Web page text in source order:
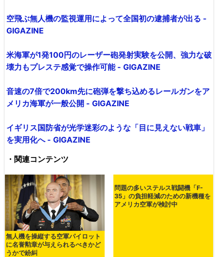
空飛ぶ無人機の監視運用によって全国初の逮捕者が出る -
GIGAZINE
米海軍が1発100円のレーザー砲発射実験を公開、強力な破
壊力もプレステ感覚で操作可能 - GIGAZINE
音速の7倍で200km先に砲弾を撃ち込めるレールガンをア
メリカ海軍が一般公開 - GIGAZINE
イギリス国防省が光学迷彩のような「目に見えない戦車」
を実用化へ - GIGAZINE
・関連コンテンツ
無人機を操縦する空軍パイロット
に名誉勲章が与えられるべきかど
うかで紛糾
問題の多いステルス戦闘機「F-
35」の負担軽減のための新機種を
アメリカ空軍が検討中